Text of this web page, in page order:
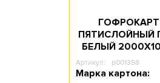
ПЯТИСЛОЙНЫЙ
БЕЛЫЙ
Артикул: p001358
Марка картона: